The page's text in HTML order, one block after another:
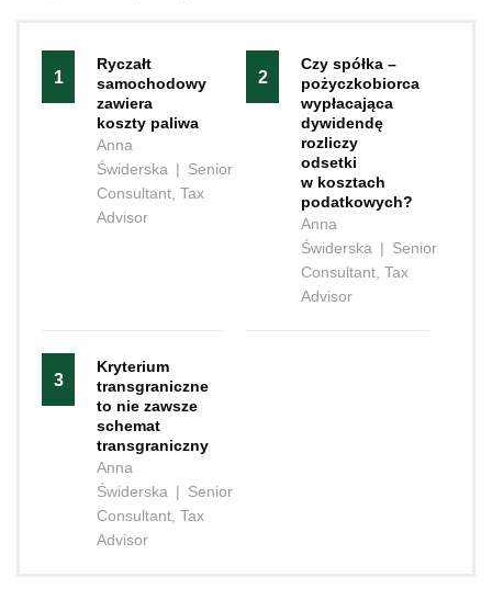
1
Ryczałt
samochodowy
zawiera
koszty paliwa
Anna
Świderska | Senior
Consultant, Tax
Advisor
2
Czy spółka –
pożyczkobiorca
wypłacająca
dywidendę
rozliczy
odsetki
w kosztach
podatkowych?
Anna
Świderska | Senior
Consultant, Tax
Advisor
3
Kryterium
transgraniczne
to nie zawsze
schemat
transgraniczny
Anna
Świderska | Senior
Consultant, Tax
Advisor